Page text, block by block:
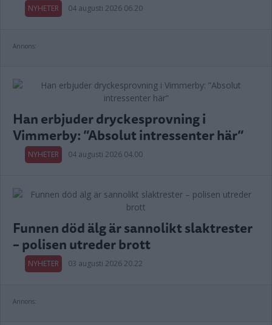
NYHETER 04 augusti 2026 06.20
Annons:
Han erbjuder dryckesprovning i
Vimmerby: ”Absolut intressenter här”
NYHETER 04 augusti 2026 04.00
Funnen död älg är sannolikt slaktrester
– polisen utreder brott
NYHETER 03 augusti 2026 20.22
Annons: